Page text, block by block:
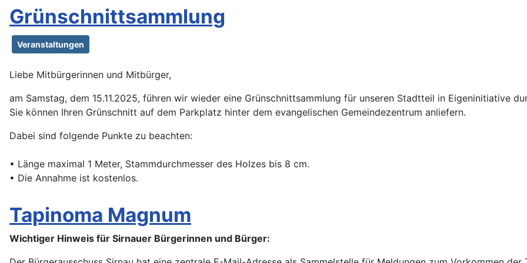
Grünschnittsammlung
Veranstaltungen
Liebe Mitbürgerinnen und Mitbürger,
am Samstag, dem 15.11.2025, führen wir wieder eine Grünschnittsammlung für unseren Stadtteil in Eigeninitiative
Sie können Ihren Grünschnitt auf dem Parkplatz hinter dem evangelischen Gemeindezentrum anliefern.
Dabei sind folgende Punkte zu beachten:
• Länge maximal 1 Meter, Stammdurchmesser des Holzes bis 8 cm.
• Die Annahme ist kostenlos.
Tapinoma Magnum
Wichtiger Hinweis für Sirnauer Bürgerinnen und Bürger: